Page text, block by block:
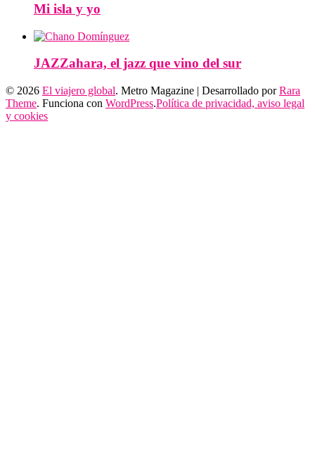
Mi isla y yo
JAZZahara, el jazz que vino del sur
© 2026 El viajero global. Metro Magazine | Desarrollado porRara
Theme. Funciona con WordPress.Política de privacidad, aviso legal
y cookies